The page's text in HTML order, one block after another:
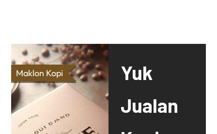
Maklon Kopi
Yuk
Jualan